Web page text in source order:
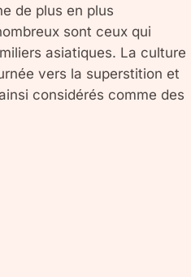
de plus en plus
sont ceux qui
asiatiques. La culture
vers la superstition et
considérés comme des